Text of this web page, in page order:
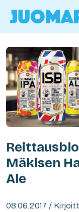
Mäkisen
Ale
08.06.2017 /